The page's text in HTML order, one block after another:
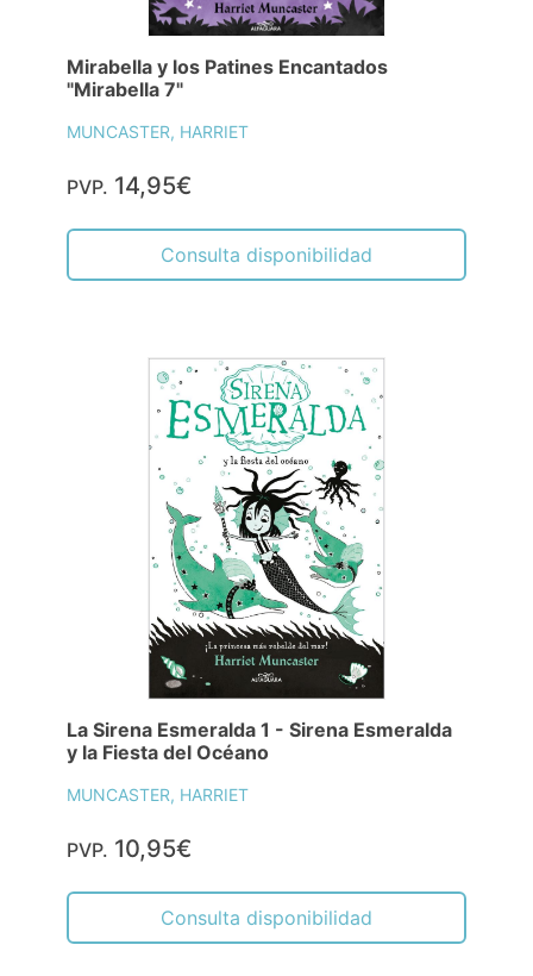
Mirabella y los Patines Encantados
"Mirabella 7"
MUNCASTER, HARRIET
PVP. 14,95€
Consulta disponibilidad
La Sirena Esmeralda 1 - Sirena Esmeralda
y la Fiesta del Océano
MUNCASTER, HARRIET
PVP. 10,95€
Consulta disponibilidad